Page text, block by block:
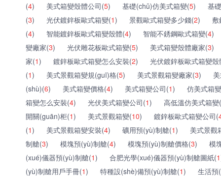
(4) 美式箱變殼體公司(5) 基礎(chǔ)仿美式箱變(5)
基
(3) 光伏鍍鋅板歐式箱變(1) 景觀歐式箱變多少錢(2)
(4) 智能鍍鋅板歐式箱變殼體(4) 智能不銹鋼歐式箱變(4)
變廠家(3) 光伏雕花板歐式箱變(5) 美式箱變殼體廠家(3)
家(1) 鍍鋅板歐式箱變怎么安裝(2)
光伏鍍鋅板歐式箱變殼
(1) 美式景觀箱變規(guī)格(5) 美式景觀箱變廠家(3)
(shù)(6) 美式箱變價格(4) 美式箱變公司(1)
仿美式箱
箱變怎么安裝(4) 光伏美式箱變公司(1)
高低溫仿美式箱變(
開關(guān)柜(1) 美式景觀箱變(10) 鍍鋅板歐式箱變公司(
(1) 美式景觀箱變安裝(4) 礦用預(yù)制艙(1)
美式景觀
制艙(3) 模塊預(yù)制艙(4) 模塊預(yù)制艙價格(3)
模
(xué)儀器預(yù)制艙(1) 合肥光學(xué)儀器預(yù)制艙圖紙(1
(yù)制艙用戶手冊(1) 特種設(shè)備預(yù)制艙(1)
生活預